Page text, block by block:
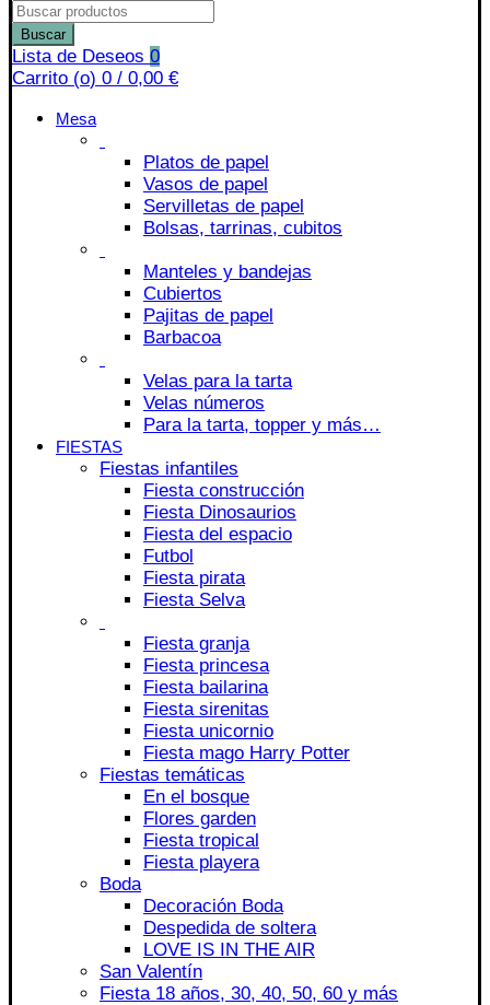
Buscar
Lista de Deseos 0
Carrito (o) 0 / 0,00 €
Mesa
Platos de papel
Vasos de papel
Servilletas de papel
Bolsas, tarrinas, cubitos
Manteles y bandejas
Cubiertos
Pajitas de papel
Barbacoa
Velas para la tarta
Velas números
Para la tarta, topper y más…
FIESTAS
Fiestas infantiles
Fiesta construcción
Fiesta Dinosaurios
Fiesta del espacio
Futbol
Fiesta pirata
Fiesta Selva
Fiesta granja
Fiesta princesa
Fiesta bailarina
Fiesta sirenitas
Fiesta unicornio
Fiesta mago Harry Potter
Fiestas temáticas
En el bosque
Flores garden
Fiesta tropical
Fiesta playera
Boda
Decoración Boda
Despedida de soltera
LOVE IS IN THE AIR
San Valentín
Fiesta 18 años, 30, 40, 50, 60 y más